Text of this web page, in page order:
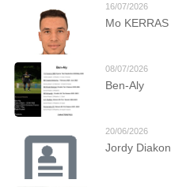
16/07/2026
Mo KERRAS
08/07/2026
Ben-Aly
20/06/2026
Jordy